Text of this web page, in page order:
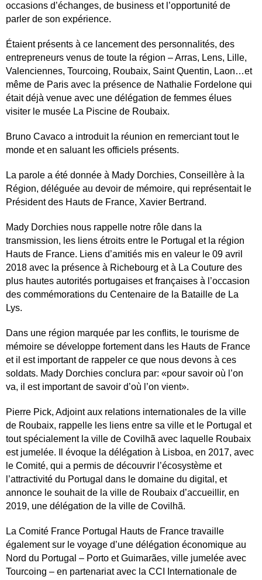
occasions d’échanges, de business et l’opportunité de
parler de son expérience.
Étaient présents à ce lancement des personnalités, des
entrepreneurs venus de toute la région – Arras, Lens, Lille,
Valenciennes, Tourcoing, Roubaix, Saint Quentin, Laon…et
même de Paris avec la présence de Nathalie Fordelone qui
était déjà venue avec une délégation de femmes élues
visiter le musée La Piscine de Roubaix.
Bruno Cavaco a introduit la réunion en remerciant tout le
monde et en saluant les officiels présents.
La parole a été donnée à Mady Dorchies, Conseillère à la
Région, déléguée au devoir de mémoire, qui représentait le
Président des Hauts de France, Xavier Bertrand.
Mady Dorchies nous rappelle notre rôle dans la
transmission, les liens étroits entre le Portugal et la région
Hauts de France. Liens d’amitiés mis en valeur le 09 avril
2018 avec la présence à Richebourg et à La Couture des
plus hautes autorités portugaises et françaises à l’occasion
des commémorations du Centenaire de la Bataille de La
Lys.
Dans une région marquée par les conflits, le tourisme de
mémoire se développe fortement dans les Hauts de France
et il est important de rappeler ce que nous devons à ces
soldats. Mady Dorchies conclura par: «pour savoir où l’on
va, il est important de savoir d’où l’on vient».
Pierre Pick, Adjoint aux relations internationales de la ville
de Roubaix, rappelle les liens entre sa ville et le Portugal et
tout spécialement la ville de Covilhã avec laquelle Roubaix
est jumelée. Il évoque la délégation à Lisboa, en 2017, avec
le Comité, qui a permis de découvrir l’écosystème et
l’attractivité du Portugal dans le domaine du digital, et
annonce le souhait de la ville de Roubaix d’accueillir, en
2019, une délégation de la ville de Covilhã.
La Comité France Portugal Hauts de France travaille
également sur le voyage d’une délégation économique au
Nord du Portugal – Porto et Guimarães, ville jumelée avec
Tourcoing – en partenariat avec la CCI Internationale de